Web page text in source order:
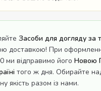
Засоби для догляду за
доставкою! При
ми відправимо його Новою
того ж дня. Обирайте
якість разом із нами.